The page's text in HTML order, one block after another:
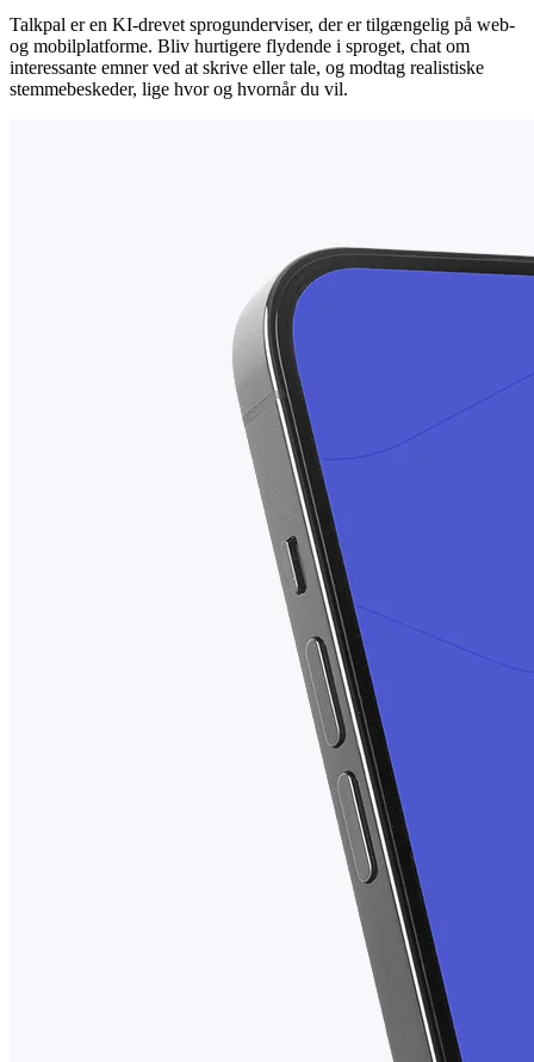
Talkpal er en KI-drevet sprogunderviser, der er tilgængelig på web-
og mobilplatforme. Bliv hurtigere flydende i sproget, chat om
interessante emner ved at skrive eller tale, og modtag realistiske
stemmebeskeder, lige hvor og hvornår du vil.